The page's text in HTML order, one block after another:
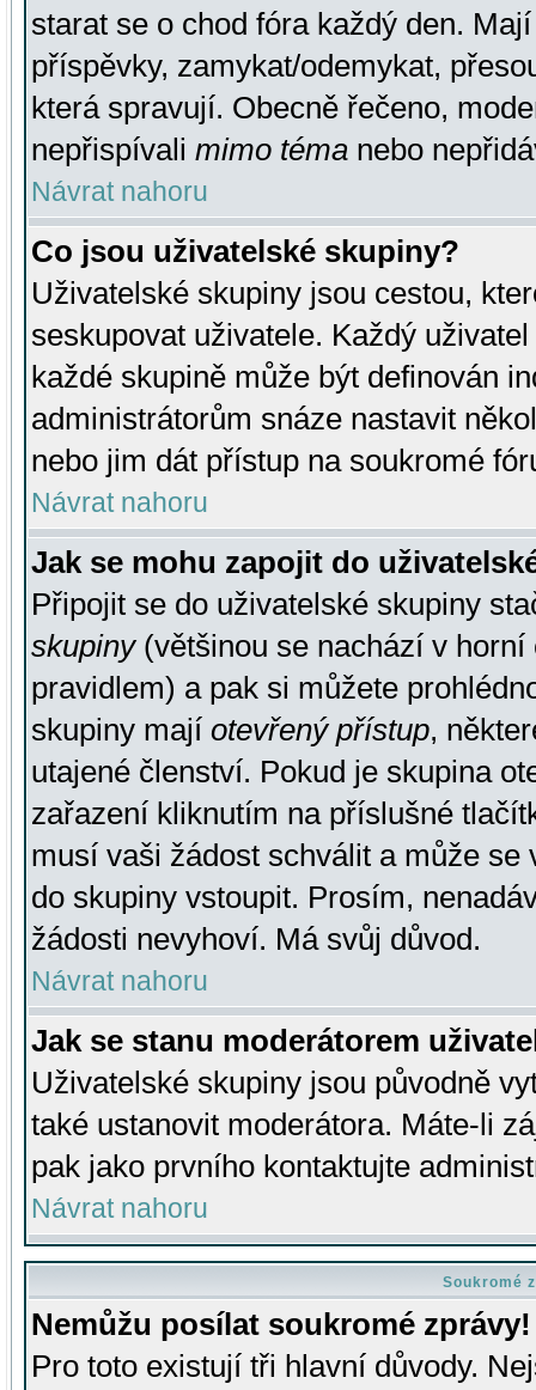
starat se o chod fóra každý den.
příspěvky, zamykat/odemykat,
která spravují. Obecně řečeno,
nepřispívali mimo téma nebo
Návrat nahoru
Co jsou uživatelské skupiny?
Uživatelské skupiny jsou cestou,
seskupovat uživatele. Každý
každé skupině může být definován
administrátorům snáze nastavit
nebo jim dát přístup na soukromé
Návrat nahoru
Jak se mohu zapojit do
Připojit se do uživatelské skupiny
skupiny(většinou se nachází v horní
pravidlem) a pak si můžete
skupiny mají otevřený přístup,
utajené členství. Pokud je skupina
zařazení kliknutím na příslušné
musí vaši žádost schválit a může se
do skupiny vstoupit. Prosím,
žádosti nevyhoví. Má svůj důvod.
Návrat nahoru
Jak se stanu moderátorem
Uživatelské skupiny jsou původně
také ustanovit moderátora. Máte-li
pak jako prvního kontaktujte
Návrat nahoru
Soukromé
Nemůžu posílat soukromé zprávy!
Pro toto existují tři hlavní důvody.